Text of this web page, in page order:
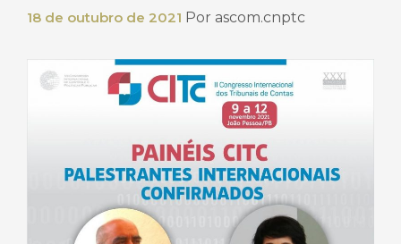
18 de outubro de 2021 Por ascom.cnptc